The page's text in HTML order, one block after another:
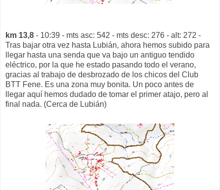
km 13,8 - 10:39 - mts asc: 542 - mts desc: 276 - alt: 272 -
Tras bajar otra vez hasta Lubián, ahora hemos subido para
llegar hasta una senda que va bajo un antiguo tendido
eléctrico, por la que he estado pasando todo el verano,
gracias al trabajo de desbrozado de los chicos del Club
BTT Fene. Es una zona muy bonita. Un poco antes de
llegar aquí hemos dudado de tomar el primer atajo, pero al
final nada. (Cerca de Lubián)